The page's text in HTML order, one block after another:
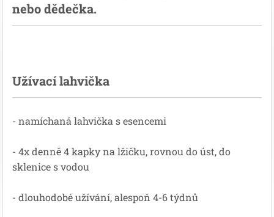
nebo dědečka.
Užívací lahvička
- namíchaná lahvička s esencemi
- 4x denně 4 kapky na lžičku, rovnou do úst, do
sklenice s vodou
- dlouhodobé užívání, alespoň 4-6 týdnů